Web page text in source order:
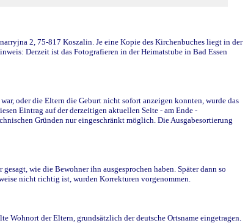
2, 75-817 Koszalin. Je eine Kopie des Kirchenbuches liegt in der
Derzeit ist das Fotografieren in der Heimatstube in Bad Essen
oder die Eltern die Geburt nicht sofort anzeigen konnten, wurde das
Eintrag auf der derzeitigen aktuellen Seite - am Ende -
Gründen nur eingeschränkt möglich. Die Ausgabesortierung
wie die Bewohner ihn ausgesprochen haben. Später dann so
nicht richtig ist, wurden Korrekturen vorgenommen.
Wohnort der Eltern, grundsätzlich der deutsche Ortsname eingetragen.